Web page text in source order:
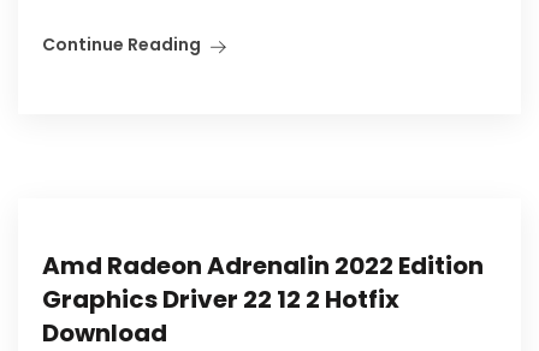
Continue Reading
Amd Radeon Adrenalin 2022 Edition
Graphics Driver 22 12 2 Hotfix
Download